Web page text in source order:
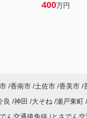
400万円
香南市 土佐市 香美市
良 神田 大そね 瀬戸東町